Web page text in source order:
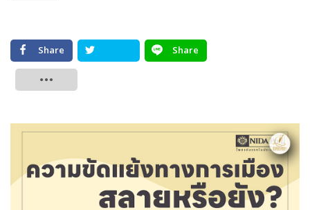
Share
Share